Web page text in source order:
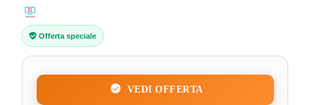
Offerta speciale
VEDI OFFERTA